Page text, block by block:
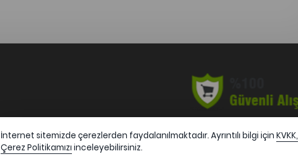
İnternet sitemizde çerezlerden faydalanılmaktadır. Ayrıntılı bilgi için KVKK,
Çerez Politikamızı inceleyebilirsiniz.